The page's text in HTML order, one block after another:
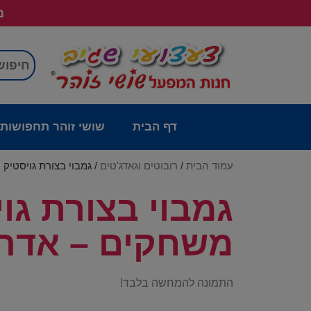
דף הבית שושי זוהר תחפושות
עמוד הבית / רובוטים וגאדג'טים / גמבוי בצורת גויסטיק עם
משחקים –
התמונה להמחשה בלבד!